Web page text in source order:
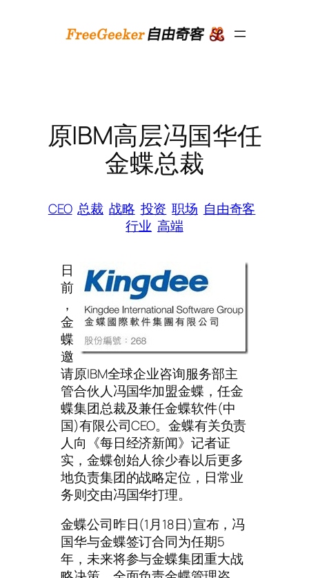
原IBM高层冯国华任
金蝶总裁
CEO 总裁 战略 投资 职场 自由奇客
行业 高端
日
前
，
金
蝶
邀
请原IBM全球企业咨询服务部主
管合伙人冯国华加盟金蝶，任金
蝶集团总裁及兼任金蝶软件(中
国)有限公司CEO。金蝶有关负责
人向《每日经济新闻》记者证
实，金蝶创始人徐少春以后更多
地负责集团的战略定位，日常业
务则交由冯国华打理。
金蝶公司昨日(1月18日)宣布，冯
国华与金蝶签订合同为任期5
年，未来将参与金蝶集团重大战